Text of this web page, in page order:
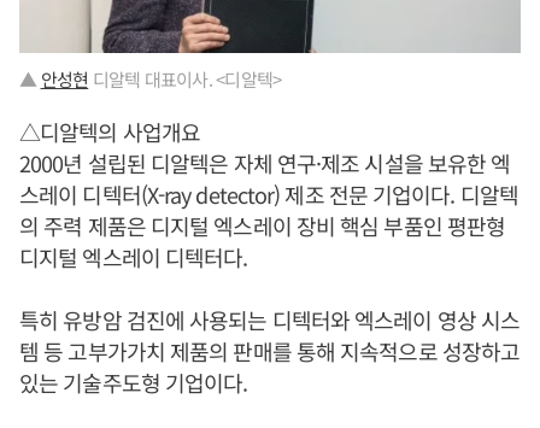
▲ 안성현 디알텍 대표이사. <디알텍>
△디알텍의 사업개요
2000년 설립된 디알텍은 자체 연구·제조 시설을 보유한 엑
스레이 디텍터(X-ray detector) 제조 전문 기업이다. 디알텍
의 주력 제품은 디지털 엑스레이 장비 핵심 부품인 평판형
디지털 엑스레이 디텍터다.
특히 유방암 검진에 사용되는 디텍터와 엑스레이 영상 시스
템 등 고부가가치 제품의 판매를 통해 지속적으로 성장하고
있는 기술주도형 기업이다.